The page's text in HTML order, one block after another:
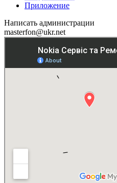
Приложение
Написать администрации
masterfon@ukr.net